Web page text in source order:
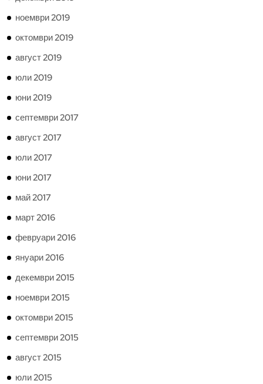
ноември 2019
октомври 2019
август 2019
юли 2019
юни 2019
септември 2017
август 2017
юли 2017
юни 2017
май 2017
март 2016
февруари 2016
януари 2016
декември 2015
ноември 2015
октомври 2015
септември 2015
август 2015
юли 2015